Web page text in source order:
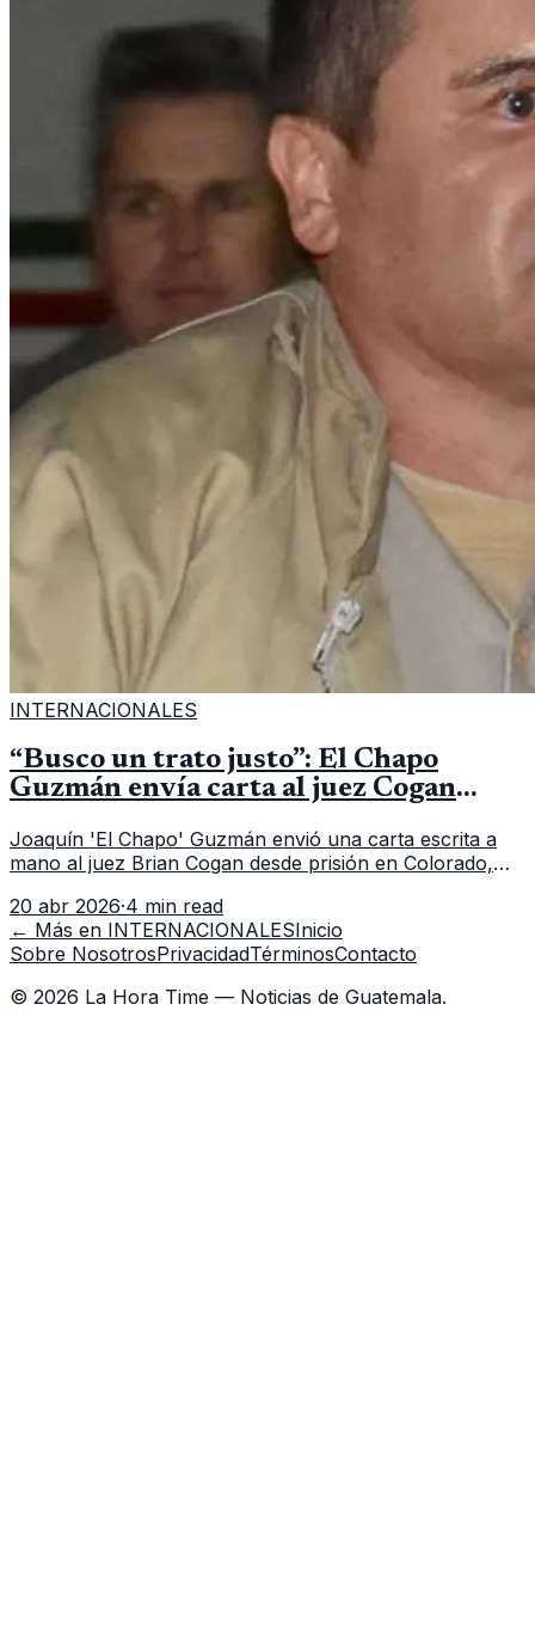
INTERNACIONALES
“Busco un trato justo”: El Chapo
Guzmán envía carta al juez Cogan
Joaquín 'El Chapo' Guzmán envió una carta escrita a
mano al juez Brian Cogan desde prisión en Colorado,
solicitando un trato justo en EE.UU.
20 abr 2026·4 min read
← Más en INTERNACIONALESInicio
Sobre NosotrosPrivacidadTérminosContacto
© 2026 La Hora Time — Noticias de Guatemala.